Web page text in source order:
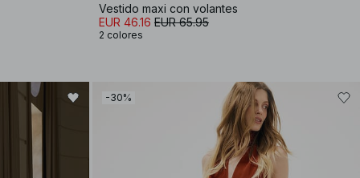
Vestido maxi con volantes
EUR 46.16 EUR 65.95
2 colores
-30%